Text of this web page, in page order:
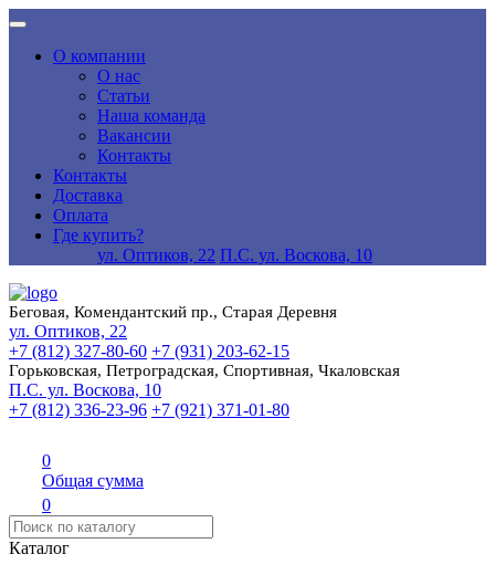
О компании
О нас
Статьи
Наша команда
Вакансии
Контакты
Контакты
Доставка
Оплата
Где купить?
ул. Оптиков, 22 П.С. ул. Воскова, 10
Беговая, Комендантский пр., Старая Деревня
ул. Оптиков, 22
+7 (812) 327-80-60 +7 (931) 203-62-15
Горьковская, Петроградская, Спортивная, Чкаловская
П.С. ул. Воскова, 10
+7 (812) 336-23-96 +7 (921) 371-01-80
0
Общая сумма
0
Каталог